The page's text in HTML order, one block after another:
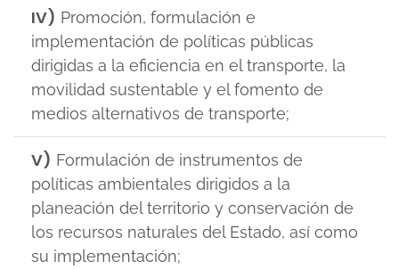
IV) Promoción, formulación e
implementación de políticas públicas
dirigidas a la eficiencia en el transporte, la
movilidad sustentable y el fomento de
medios alternativos de transporte;
V) Formulación de instrumentos de
políticas ambientales dirigidos a la
planeación del territorio y conservación de
los recursos naturales del Estado, así como
su implementación;